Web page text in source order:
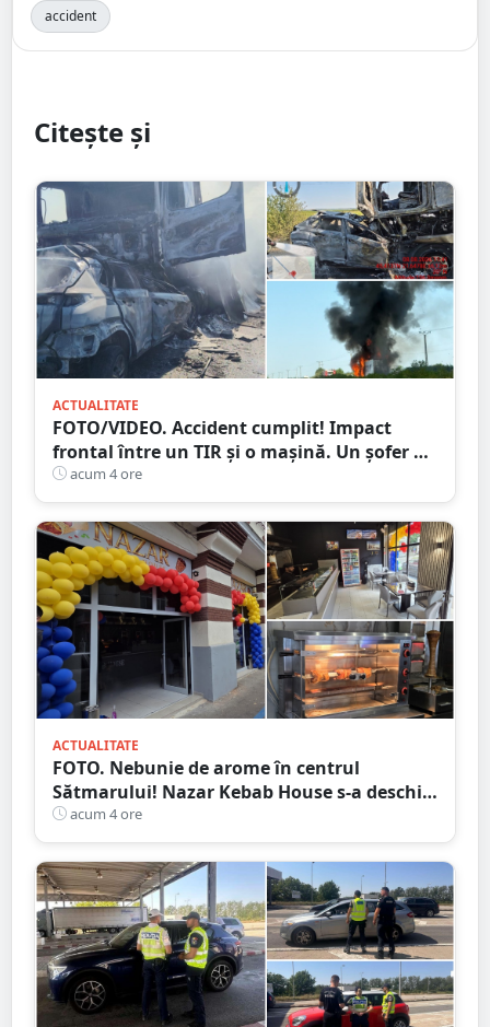
accident
Citește și
ACTUALITATE
FOTO/VIDEO. Accident cumplit! Impact
frontal între un TIR și o mașină. Un șofer a
murit carbonizat
acum 4 ore
ACTUALITATE
FOTO. Nebunie de arome în centrul
Sătmarului! Nazar Kebab House s-a deschis
cu șaorma la 20 de lei
acum 4 ore